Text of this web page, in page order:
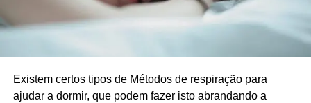
Existem certos tipos de Métodos de respiração para
ajudar a dormir, que podem fazer isto abrandando a